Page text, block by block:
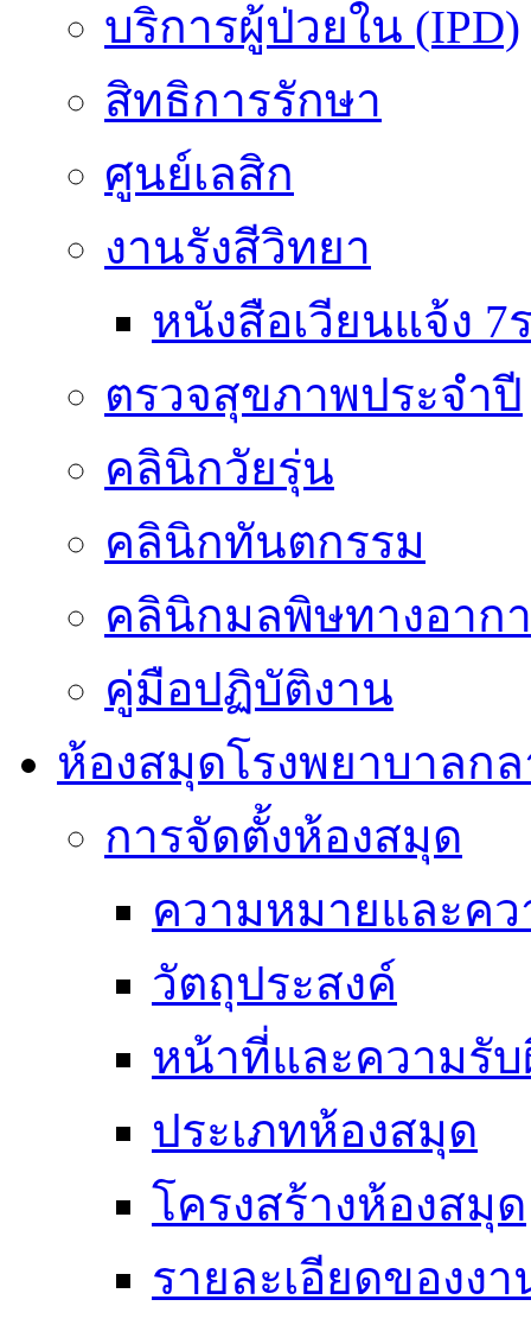
บริการผู้ป่วยใน (IPD)
สิทธิการรักษา
ศูนย์เลสิก
งานรังสีวิทยา
หนังสือเวียนแจ้ง 7
ตรวจสุขภาพประจำปี
คลินิกวัยรุ่น
คลินิกทันตกรรม
คลินิกมลพิษทางอาก
คู่มือปฏิบัติงาน
ห้องสมุดโรงพยาบาลกล
การจัดตั้งห้องสมุด
ความหมายและค
วัตถุประสงค์
หน้าที่และความรั
ประเภทห้องสมุด
โครงสร้างห้องสมุด
รายละเอียดของง